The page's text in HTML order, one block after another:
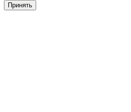
Принять